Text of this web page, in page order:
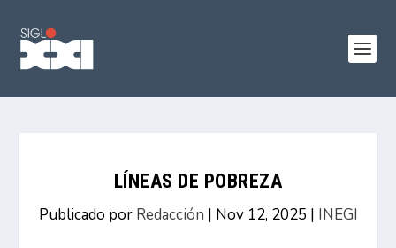
LÍNEAS DE POBREZA
Publicado por Redacción | Nov 12, 2025 | INEGI